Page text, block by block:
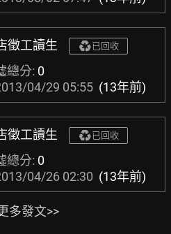
徵工讀生 已回收
總分: 0
04/29 05:55 (13年前)
徵工讀生 已回收
總分: 0
04/26 02:30 (13年前)
多發文>>